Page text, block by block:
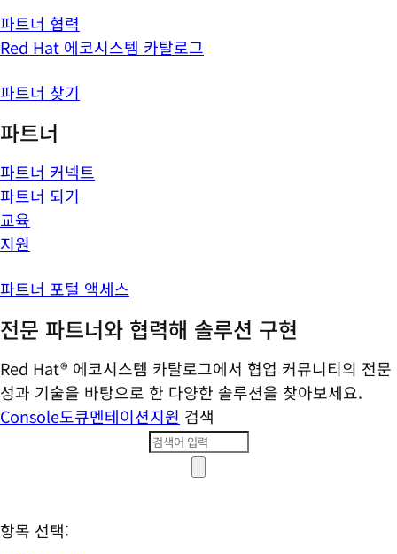
파트너 협력
Red Hat 에코시스템 카탈로그
파트너 찾기
파트너
파트너 커넥트
파트너 되기
교육
지원
파트너 포털 액세스
전문 파트너와 협력해 솔루션 구현
Red Hat® 에코시스템 카탈로그에서 협업 커뮤니티의 전문
성과 기술을 바탕으로 한 다양한 솔루션을 찾아보세요.
Console도큐멘테이션지원 검색
항목 선택: